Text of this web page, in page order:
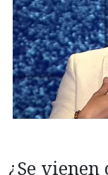
¿Se